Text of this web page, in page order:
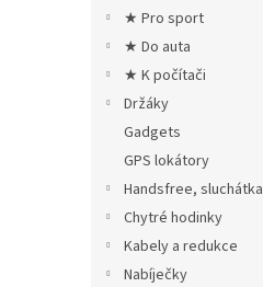
★ Pro sport
★ Do auta
★ K počítači
Držáky
Gadgets
GPS lokátory
Handsfree, sluchátka
Chytré hodinky
Kabely a redukce
Nabíječky